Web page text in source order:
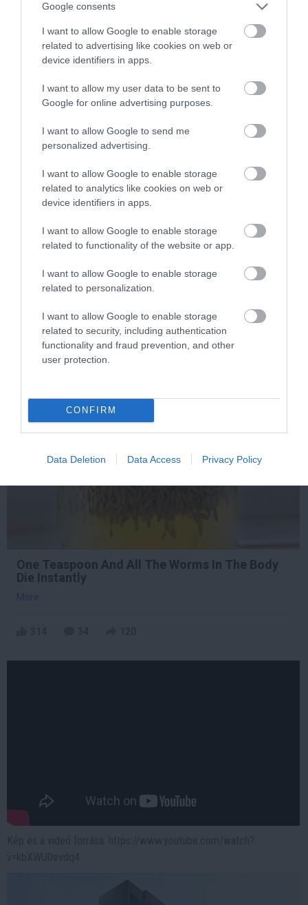
Google consents
I want to allow Google to enable storage
related to advertising like cookies on web or
device identifiers in apps.
I want to allow my user data to be sent to
Google for online advertising purposes.
I want to allow Google to send me
personalized advertising.
I want to allow Google to enable storage
related to analytics like cookies on web or
device identifiers in apps.
I want to allow Google to enable storage
related to functionality of the website or app.
I want to allow Google to enable storage
related to personalization.
I want to allow Google to enable storage
related to security, including authentication
functionality and fraud prevention, and other
user protection.
CONFIRM
Data Deletion Data Access Privacy Policy
Stop Eating These 3 Foods That Are Known to
4 h 19 min
5 Hidden Signs You Have Worms Inside Your
7 h 26 min
One Teaspoon And All The Worms In The Body
Die Instantly
More